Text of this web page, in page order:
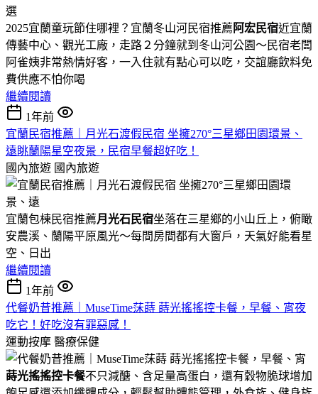
2025宜蘭童玩節住哪裡？宜蘭冬山河民宿推薦 阿宏民宿近宜蘭
傳藝中心、觀光工廠，走路２分鐘就到冬山河公園～民宿老闆
阿雀姨非常熱情好客，一入住就有點心可以吃，交誼廳飲料免
費供應不怕你喝
繼續閱讀
1年前
宜蘭民宿推薦｜月光石渡假民宿 坐擁270°三星鄉田園環景、
遠眺蘭陽星空夜景，民宿早餐超好吃！
國內旅遊 國內旅遊
宜蘭包棟民宿推薦月光石民宿坐落在三星鄉的小山丘上，俯瞰
安農溪、蘭陽平原風光～每間房間都有大窗戶，天氣好能看星
空、日出
繼續閱讀
1年前
代餐奶昔推薦｜MuseTime莯蒔 蒔光搖搖控卡餐，早餐、宵夜
吃它！好吃沒有罪惡感！
運動按摩 醫療保健
蒔光搖搖控卡餐不只減醣、含足量高蛋白，還有穀物脆球增加